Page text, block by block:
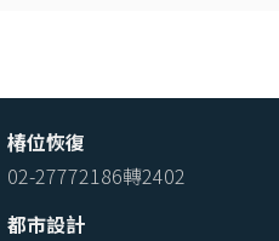
椿位恢復
02-27772186轉2402
都市設計